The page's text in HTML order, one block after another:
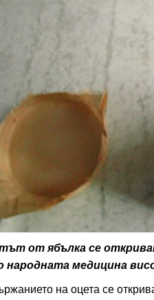
от ябълка се
народната медицина
на оцета се